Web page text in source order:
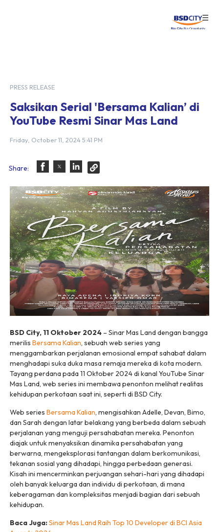
☰
PRESS RELEASE
Saksikan Serial 'Bersama Kalian’ di
YouTube Resmi Sinar Mas Land
Friday, October 11, 2024 5:41 PM
Share:
BSD City, 11 Oktober 2024 – Sinar Mas Land dengan bangga
merilis Bersama Kalian, sebuah web series yang
menggambarkan perjalanan emosional empat sahabat dalam
menghadapi suka duka masa remaja mereka di kota modern.
Tayang perdana pada 11 Oktober 2024 di kanal YouTube Sinar
Mas Land, web series ini membawa penonton melihat realitas
kehidupan perkotaan saat ini, seperti di BSD City.
Web series Bersama Kalian, mengisahkan Adelle, Devan, Bimo,
dan Sarah dengan latar belakang yang berbeda dalam sebuah
perjalanan yang menguji persahabatan mereka. Penonton
diajak untuk menyaksikan dinamika persahabatan yang
berwarna, mengeksplorasi tantangan dalam berkomunikasi,
tekanan sosial yang dihadapi, hingga perbedaan generasi.
Kisah ini mencerminkan perjuangan sehari-hari yang dihadapi
oleh banyak keluarga dan individu di perkotaan, di mana
keberagaman dan kompleksitas menjadi bagian dari sebuah
kehidupan.
Baca Juga:Sinar Mas Land Raih Top 10 Developer di BCI Asia